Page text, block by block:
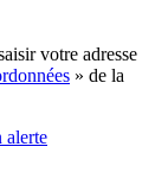
votre adresse
» de la